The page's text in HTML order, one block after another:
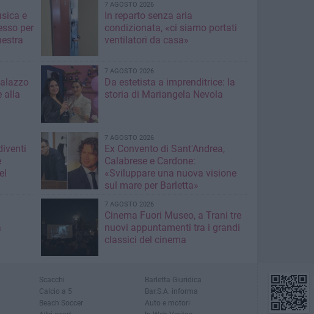
e
per
7 AGOSTO 2026
In reparto senza aria
condizionata, «ci siamo portati
ventilatori da casa»
alla
7 AGOSTO 2026
Da estetista a imprenditrice: la
storia di Mariangela Nevola
7 AGOSTO 2026
Ex Convento di Sant'Andrea,
Calabrese e Cardone:
«Sviluppare una nuova visione
sul mare per Barletta»
7 AGOSTO 2026
Cinema Fuori Museo, a Trani tre
nuovi appuntamenti tra i grandi
classici del cinema
Scacchi
Calcio a 5
Beach Soccer
Barletta Giuridica
Bar.S.A. informa
Auto e motori